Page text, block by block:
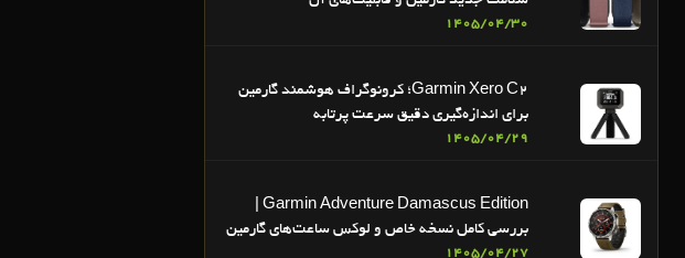
1405/04/30
Garmin Xero C2؛ کرونوگراف هوشمند گارمین
برای اندازه‌گیری دقیق سرعت پرتابه
1405/04/29
بررسی کامل نسخه خاص و لوکس ساعت‌های گارمین
1405/04/27